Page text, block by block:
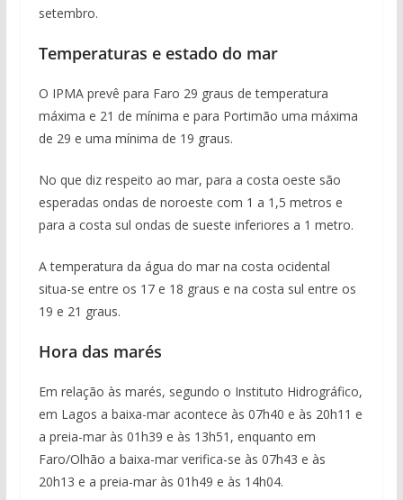
setembro.
Temperaturas e estado do mar
O IPMA prevê para Faro 29 graus de temperatura
máxima e 21 de mínima e para Portimão uma máxima
de 29 e uma mínima de 19 graus.
No que diz respeito ao mar, para a costa oeste são
esperadas ondas de noroeste com 1 a 1,5 metros e
para a costa sul ondas de sueste inferiores a 1 metro.
A temperatura da água do mar na costa ocidental
situa-se entre os 17 e 18 graus e na costa sul entre os
19 e 21 graus.
Hora das marés
Em relação às marés, segundo o Instituto Hidrográfico,
em Lagos a baixa-mar acontece às 07h40 e às 20h11 e
a preia-mar às 01h39 e às 13h51, enquanto em
Faro/Olhão a baixa-mar verifica-se às 07h43 e às
20h13 e a preia-mar às 01h49 e às 14h04.